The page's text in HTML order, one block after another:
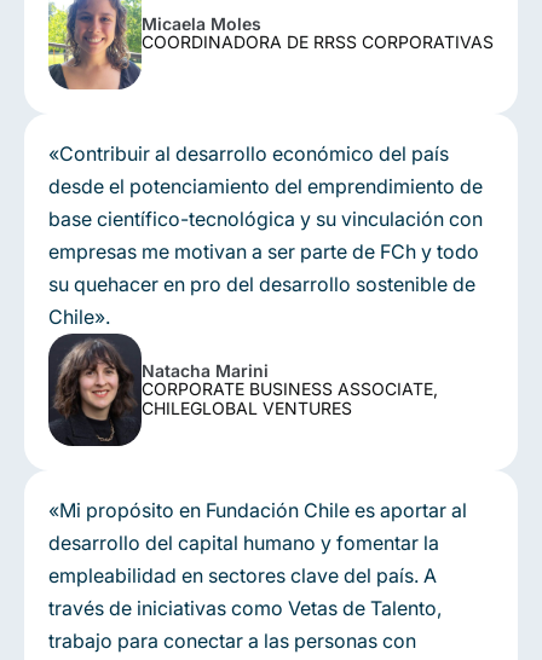
Micaela Moles
COORDINADORA DE RRSS CORPORATIVAS
«Contribuir al desarrollo económico del país
desde el potenciamiento del emprendimiento de
base científico-tecnológica y su vinculación con
empresas me motivan a ser parte de FCh y todo
su quehacer en pro del desarrollo sostenible de
Chile».
Natacha Marini
CORPORATE BUSINESS ASSOCIATE,
CHILEGLOBAL VENTURES
«Mi propósito en Fundación Chile es aportar al
desarrollo del capital humano y fomentar la
empleabilidad en sectores clave del país. A
través de iniciativas como Vetas de Talento,
trabajo para conectar a las personas con